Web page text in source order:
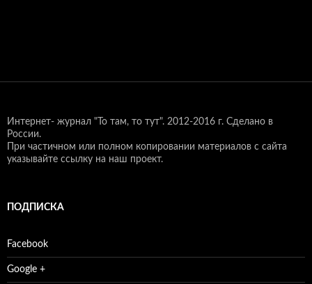
Интернет- журнал "То там, то тут". 2012-2016 г. Сделано в
России.
При частичном или полном копировании материалов с сайта
указывайте ссылку на наш проект.
ПОДПИСКА
Facebook
Google +